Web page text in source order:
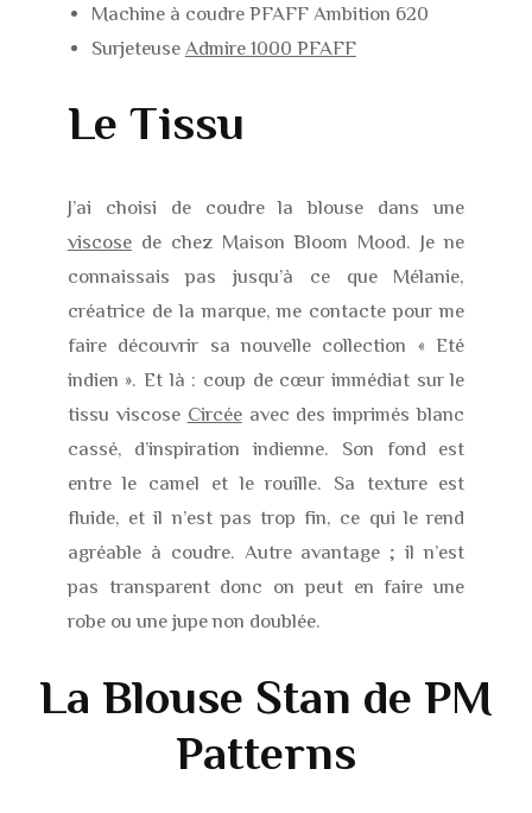
Machine à coudre PFAFF Ambition 620
Surjeteuse Admire 1000 PFAFF
Le Tissu
J’ai choisi de coudre la blouse dans une
viscosede chez Maison Bloom Mood. Je ne
connaissais pas jusqu’à ce que Mélanie,
créatrice de la marque, me contacte pour me
faire découvrir sa nouvelle collection « Eté
indien ». Et là : coup de cœur immédiat sur le
tissu viscose Circéeavec des imprimés blanc
cassé, d’inspiration indienne. Son fond est
entre le camel et le rouille. Sa texture est
fluide, et il n’est pas trop fin, ce qui le rend
agréable à coudre. Autre avantage ; il n’est
pas transparent donc on peut en faire une
robe ou une jupe non doublée.
La Blouse Stan de PM
Patterns